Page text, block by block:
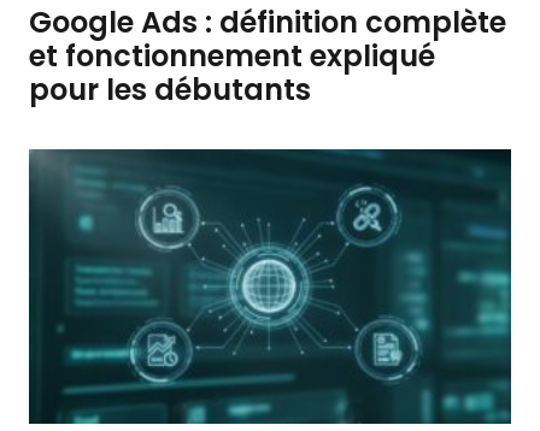
Google Ads : définition complète
et fonctionnement expliqué
pour les débutants